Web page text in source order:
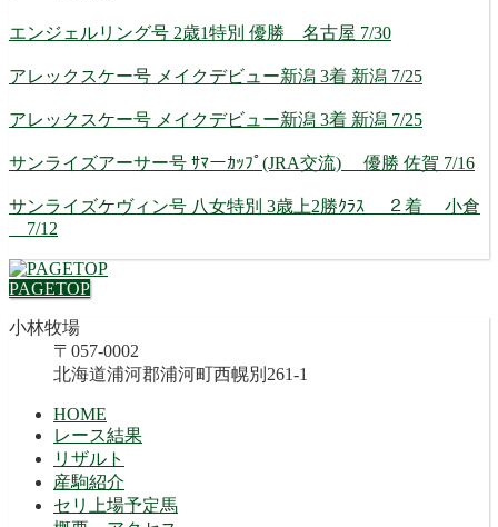
エンジェルリング号 2歳1特別 優勝 名古屋 7/30
アレックスケー号 メイクデビュー新潟 3着 新潟 7/25
アレックスケー号 メイクデビュー新潟 3着 新潟 7/25
サンライズアーサー号 ｻﾏーｶｯﾌﾟ(JRA交流) 優勝 佐賀 7/16
サンライズケヴィン号 八女特別 3歳上2勝ｸﾗｽ ２着 小倉
7/12
PAGETOP
小林牧場
〒057-0002
北海道浦河郡浦河町西幌別261-1
HOME
レース結果
リザルト
産駒紹介
セリ上場予定馬